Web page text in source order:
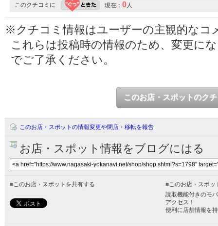
このクチコミに 現在： 0人
※クチコミ情報はユーザーの主観的なコ
これらは投稿時の情報のため、変更に
でご了承ください。
このお店・スポットのク
このお店・スポットの情報変更や閉店・移転を報告
お店・スポット情報をブログにはる
■このお店・スポットを共有する ■このお店・スポッ
読取機能付きのモ
アクセス！
便利に店舗情報を